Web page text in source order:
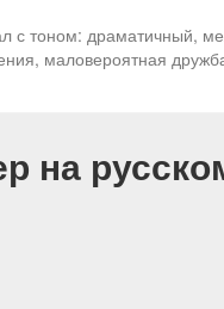
тоном: драматичный,
маловероятная
на